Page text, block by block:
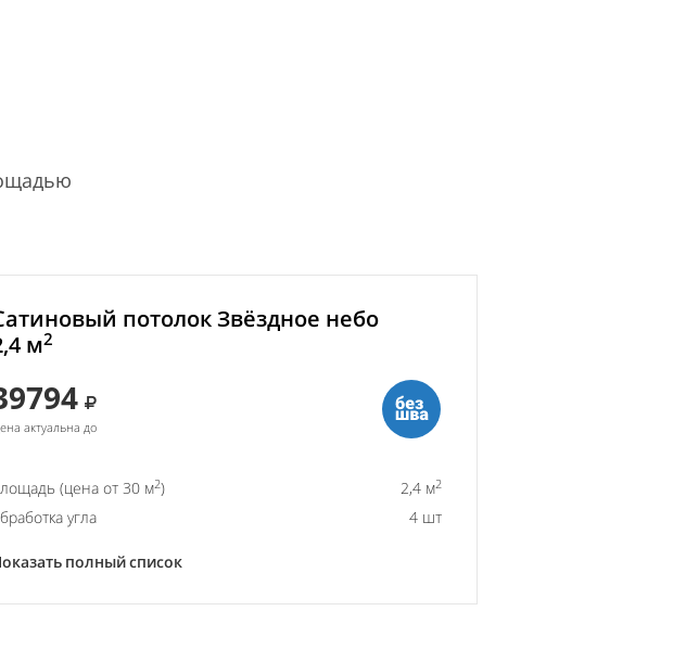
потолок Звёздное небо
м2
актуальна до
(цена от 30 м2) 2,4 м2
угла 4 шт
полный список